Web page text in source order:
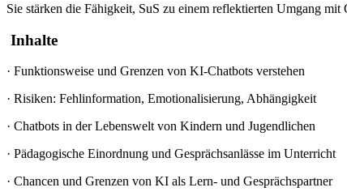
Sie stärken die Fähigkeit, SuS zu einem reflektierten Umgang mit
Inhalte
· Funktionsweise und Grenzen von KI-Chatbots verstehen
· Risiken: Fehlinformation, Emotionalisierung, Abhängigkeit
· Chatbots in der Lebenswelt von Kindern und Jugendlichen
· Pädagogische Einordnung und Gesprächsanlässe im Unterricht
· Chancen und Grenzen von KI als Lern- und Gesprächspartner